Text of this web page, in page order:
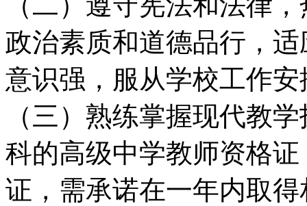
政治素质和道德品行，
意识强，服从学校工作安
（三）熟练掌握现代教
科的高级中学教师资格
证，需承诺在一年内取